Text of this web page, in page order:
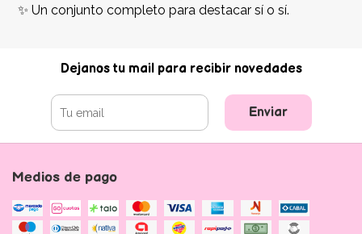
✨ Un conjunto completo para destacar sí o sí.
Dejanos tu mail para recibir novedades
Enviar
Medios de pago